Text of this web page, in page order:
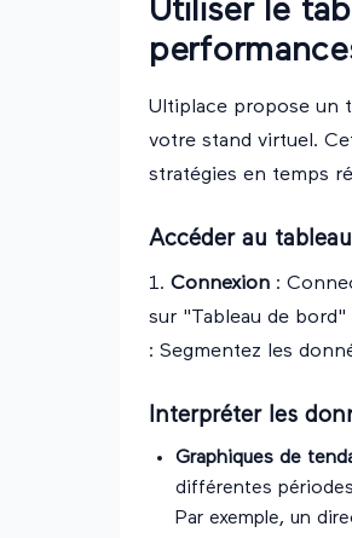
Utiliser le
Ultiplace propose un
votre stand virtuel.
stratégies en temps
Accéder au
1. Connexion :
sur "Tableau de
: Segmentez les
Interpréter les
Graphiques de
différentes
Par exemple, un